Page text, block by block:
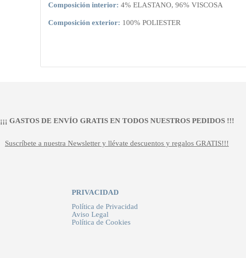
Composición interior: 4% ELASTANO, 96% VISCOSA
Composición exterior: 100% POLIESTER
¡¡¡ GASTOS DE ENVÍO GRATIS EN TODOS NUESTROS PEDIDOS !!!
Suscríbete a nuestra Newsletter y llévate descuentos y regalos GRATIS!!!
PRIVACIDAD
Política de Privacidad
Aviso Legal
Política de Cookies